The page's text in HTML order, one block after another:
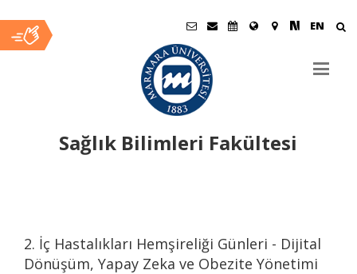
EN
Sağlık Bilimleri Fakültesi
İçerik2. İç Hastalıkları Hemşireliği Günleri - Dijital
Dönüşüm, Yapay Zeka ve Obezite Yönetimi